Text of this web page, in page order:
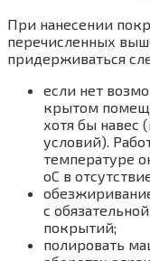
При нанесении
перечисленных
придерживаться
если нет
крытом
хотя бы навес
условий).
температуре
оС в
с
покрытий;
полировать